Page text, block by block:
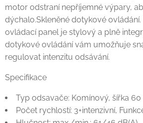
motor odstraní nepříjemné výpary,
dýchalo.Skleněné dotykové ovládání.
ovládací panel je stylový a plně
dotykové ovládání vám umožňuje
regulovat intenzitu odsávání.
Specifikace
Typ odsavače: Komínový, šířka 60
Počet rychlostí: 3+intenzivní,